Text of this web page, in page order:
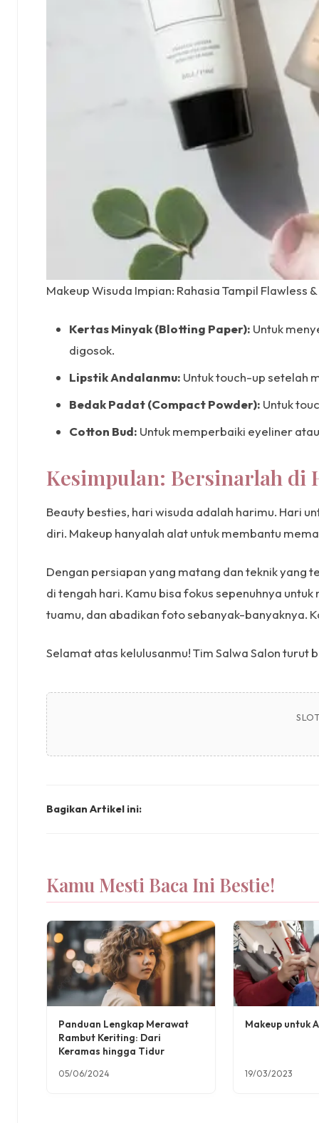
Makeup Wisuda Impian: Rahasia Tampil Flawless
Kertas Minyak (Blotting Paper): Untuk
digosok.
Lipstik Andalanmu: Untuk touch-up setelah
Bedak Padat (Compact Powder): Untuk
Cotton Bud: Untuk memperbaiki eyeliner
Kesimpulan: Bersinarlah di
Beauty besties, hari wisuda adalah harimu. Hari
diri. Makeup hanyalah alat untuk membantu
Dengan persiapan yang matang dan teknik yang
di tengah hari. Kamu bisa fokus sepenuhnya
tuamu, dan abadikan foto sebanyak-banyaknya.
Selamat atas kelulusanmu! Tim Salwa Salon turut
Bagikan Artikel ini:
Kamu Mesti Baca Ini Bestie!
Panduan Lengkap Merawat
Rambut Keriting: Dari
Keramas hingga Tidur
05/06/2024
Makeup untuk
19/03/2023